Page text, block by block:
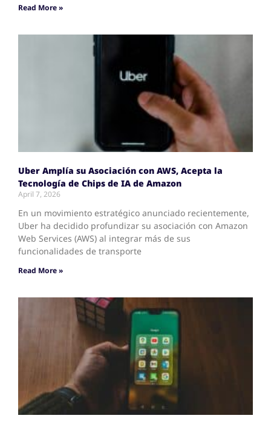
Read More »
Uber Amplía su Asociación con AWS, Acepta la
Tecnología de Chips de IA de Amazon
April 7, 2026
En un movimiento estratégico anunciado recientemente,
Uber ha decidido profundizar su asociación con Amazon
Web Services (AWS) al integrar más de sus
funcionalidades de transporte
Read More »